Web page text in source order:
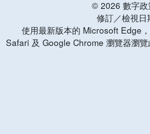
© 2026 數字
修訂／檢視日
使用最新版本的 Microsoft Edge
Safari 及 Google Chrome 瀏覽器瀏